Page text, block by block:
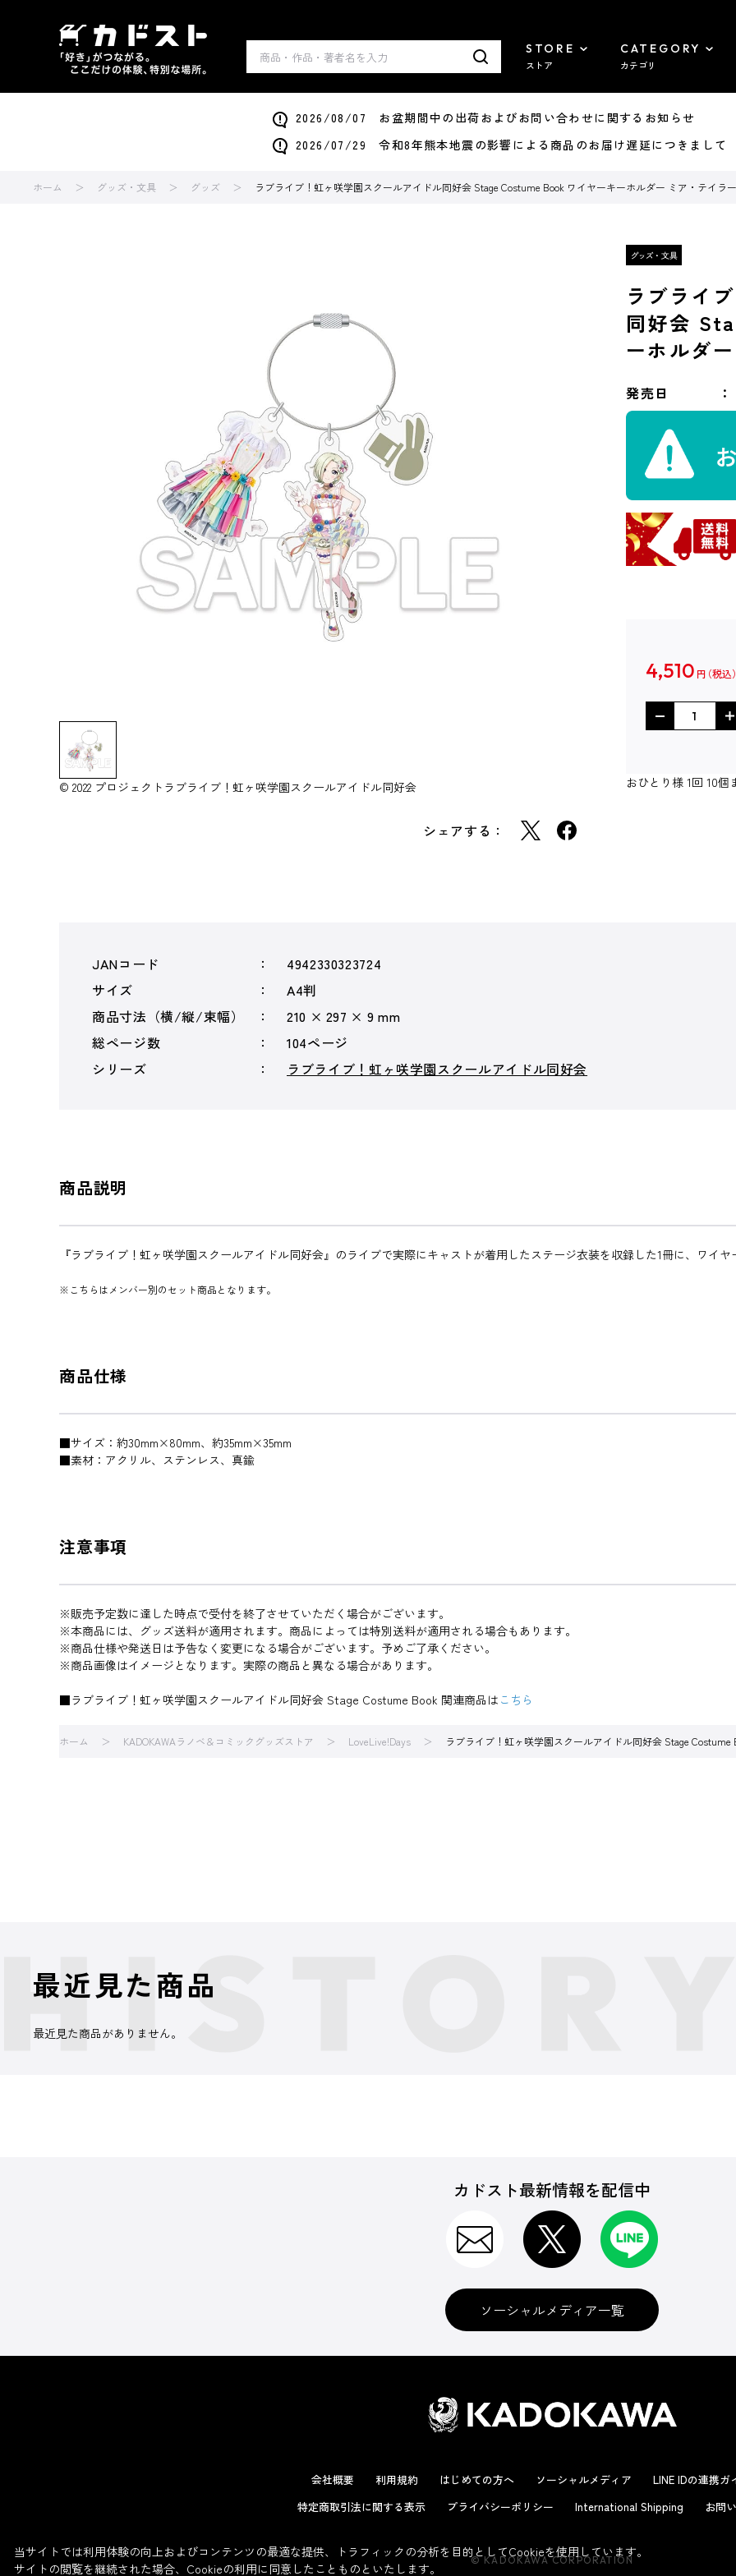
STORE
ストア
CATEGORY
カテゴリ
2026/08/07 お盆期間中の出荷およびお問い合わせに関するお知らせ
2026/07/29 令和8年熊本地震の影響による商品のお届け遅延につきまして
ホーム グッズ・文具 グッズ ラブライブ！虹ヶ咲学園スクールアイドル同好会 Stage Costume Book ワイヤーキーホルダー ミア・テイラ
© 2022 プロジェクトラブライブ！虹ヶ咲学園スクールアイドル同好会
シェアする：
ラブライ
同好会
ーホルダ
発売日
4,510 円
おひとり様 1回 10個
JANコード
4942330323724
サイズ
A4判
商品寸法（横/縦/束幅）
210 × 297 × 9 mm
総ページ数
104ページ
シリーズ
ラブライブ！虹ヶ咲学園スクールアイドル同好会
商品説明
『ラブライブ！虹ヶ咲学園スクールアイドル同好会』のライブで実際にキャストが着用したステージ衣装を収録した1冊に、ワイヤ
※こちらはメンバー別のセット商品となります。
商品仕様
■サイズ：約30mm×80mm、約35mm×35mm
■素材：アクリル、ステンレス、真鍮
注意事項
※販売予定数に達した時点で受付を終了させていただく場合がございます。
※本商品には、グッズ送料が適用されます。商品によっては特別送料が適用される場合もあります。
※商品仕様や発送日は予告なく変更になる場合がございます。予めご了承ください。
※商品画像はイメージとなります。実際の商品と異なる場合があります。
■ラブライブ！虹ヶ咲学園スクールアイドル同好会 Stage Costume Book 関連商品は こちら
ホーム KADOKAWAラノベ＆コミックグッズストア LoveLive!Days ラブライブ！虹ヶ咲学園スクールアイドル同好会 Stage
最近見た商品
最近見た商品がありません。
カドスト最新情報を配信中
ソーシャルメディア一覧
会社概要 利用規約 はじめての方へ ソーシャルメディア LINE IDの連携ガ
特定商取引法に関する表示
プライバシーポリシー International Shipping お問
© KADOKAWA CORPORATION
当サイトでは利用体験の向上およびコンテンツの最適な提供、トラフィックの分析を目的としてCookieを使用しています。
サイトの閲覧を継続された場合、Cookieの利用に同意したことものといたします。